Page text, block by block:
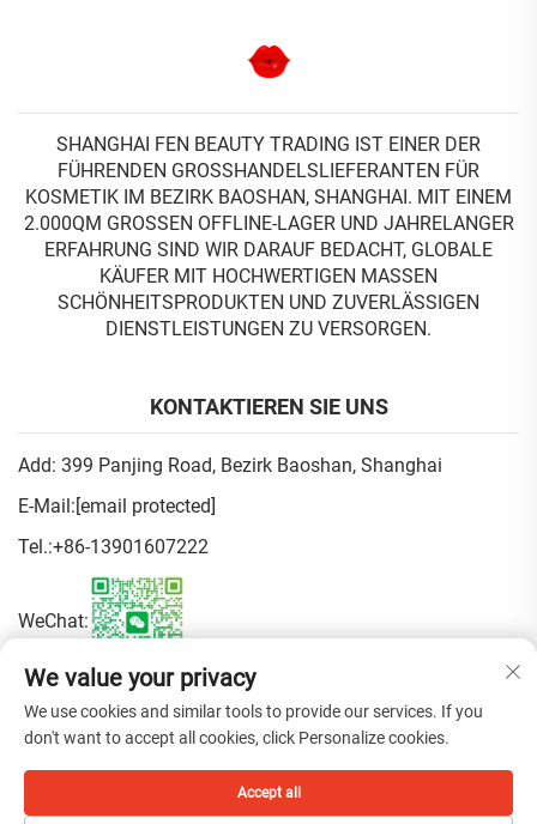
SHANGHAI FEN BEAUTY TRADING IST EINER DER
FÜHRENDEN GROSSHANDELSLIEFERANTEN FÜR K
OSMETIK IM BEZIRK BAOSHAN, SHANGHAI. MIT EINEM 2
.000QM GROSSEN OFFLINE-LAGER UND JAHRELANGER ER
FAHRUNG SIND WIR DARAUF BEDACHT, GLOBALE KÄ
UFER MIT HOCHWERTIGEN MASSEN SC
HÖNHEITSPRODUKTEN UND ZUVERLÄSSIGEN DI
ENSTLEISTUNGEN ZU VERSORGEN.
KONTAKTIEREN SIE UNS
Add: 399 Panjing Road, Bezirk Baoshan, Shanghai
E-Mail:[email protected]
Tel.:+86-13901607222
WeChat:
Datenschutzrichtlinie
Copyright © 2025 China Shanghai Fen Beauty Trading Co., Ltd. Alle
Rechte vorbehalten.
We value your privacy
We use cookies and similar tools to provide our services. If you
don't want to accept all cookies, click Personalize cookies.
Accept all